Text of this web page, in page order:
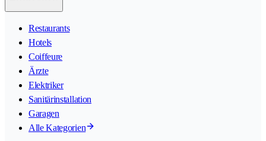
Restaurants
Hotels
Coiffeure
Ärzte
Elektriker
Sanitärinstallation
Garagen
Alle Kategorien